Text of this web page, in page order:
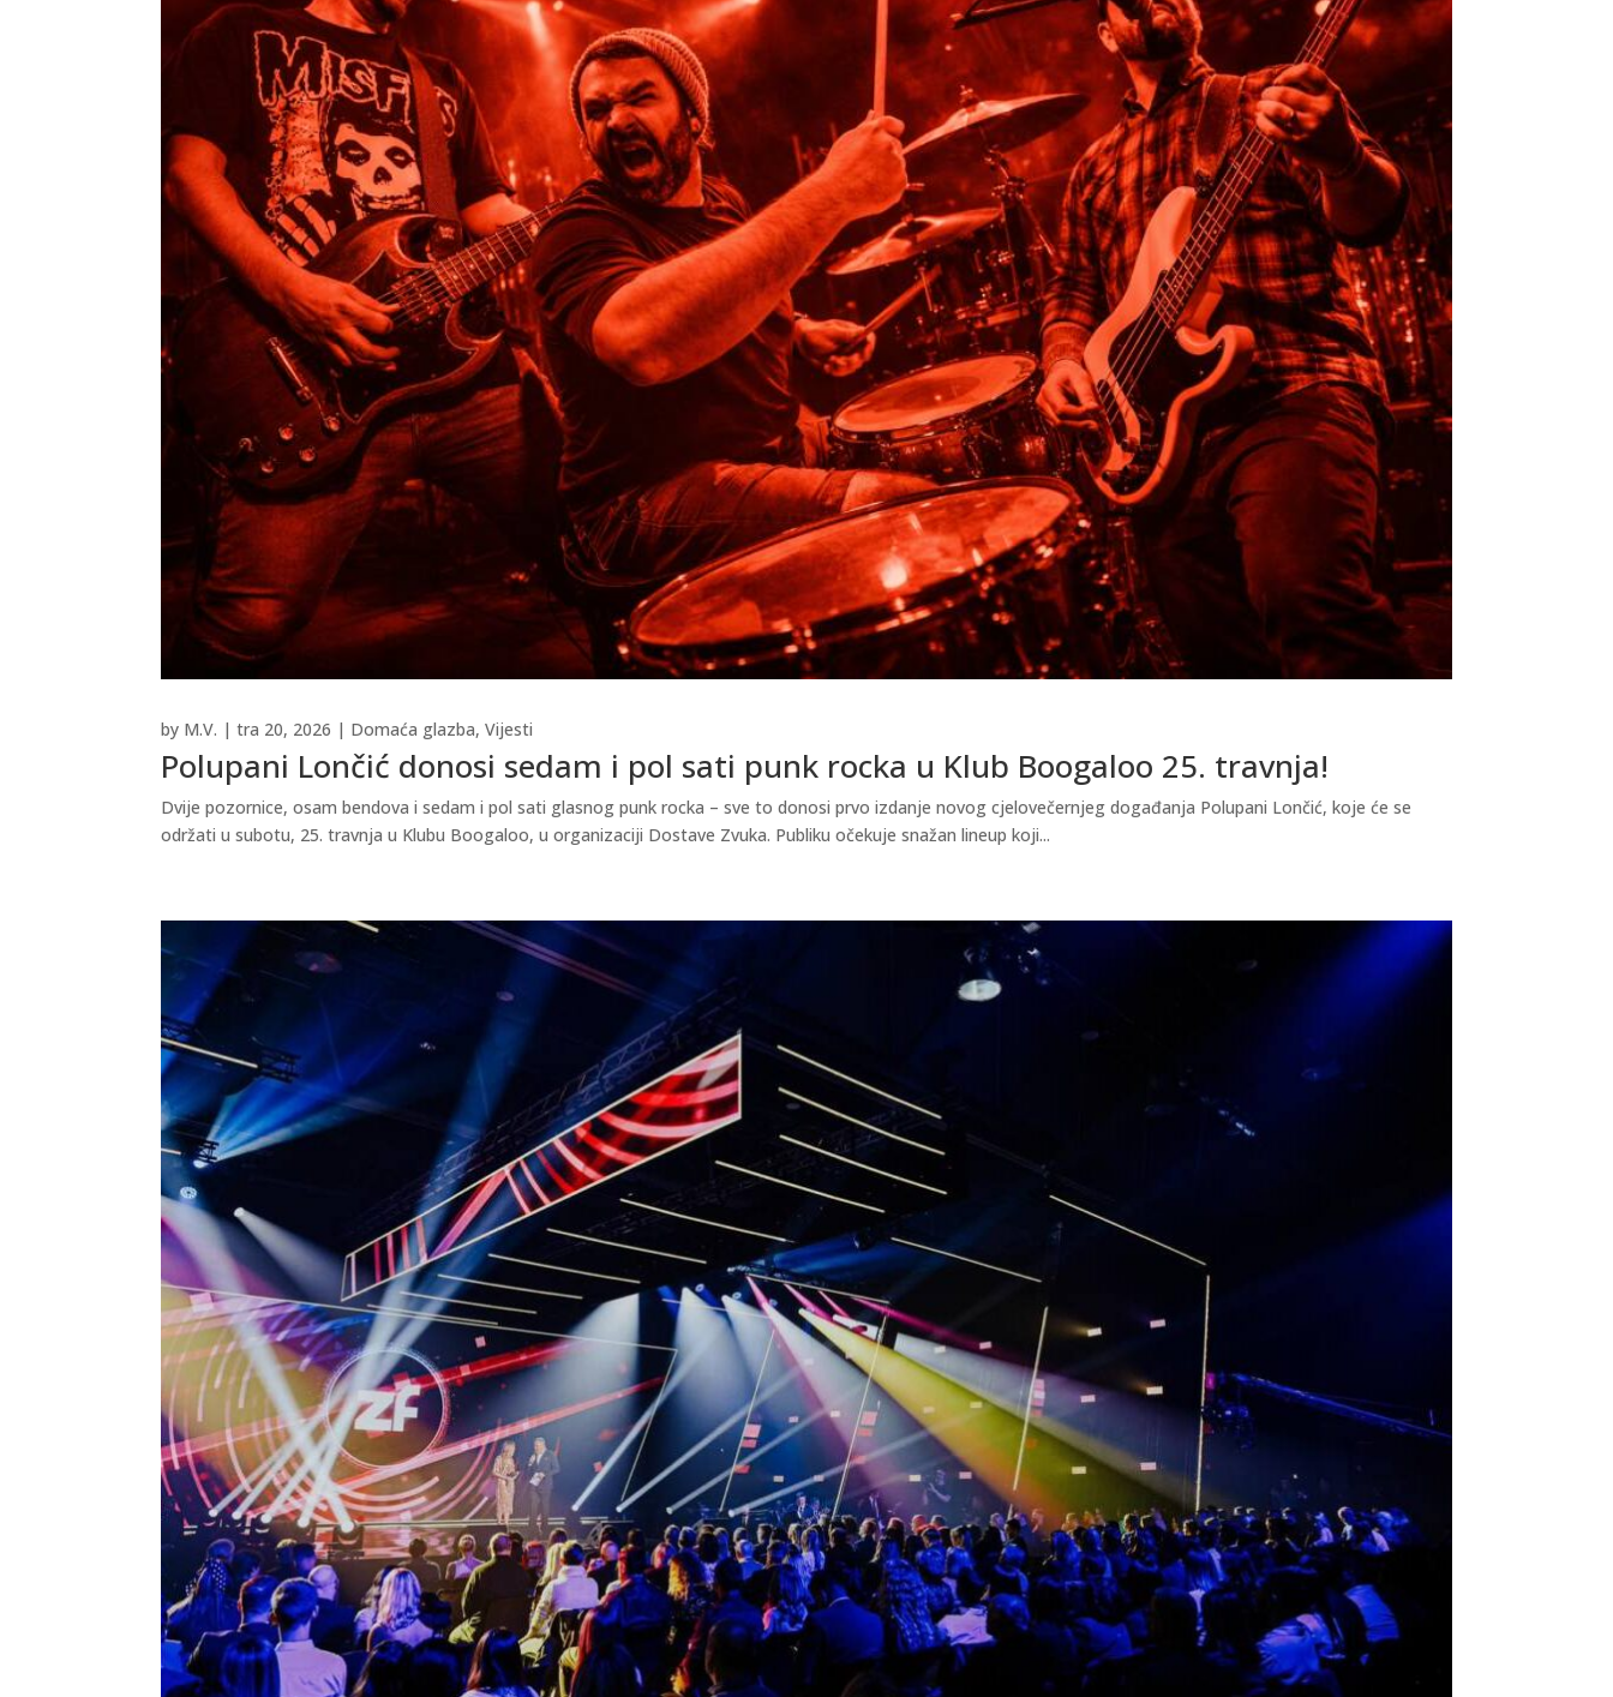
Polupani Lončić donosi sedam i pol sati punk rocka u Klub Boogaloo 25. travnja!
by M.V. |tra 20, 2026 | Domaća glazba,Vijesti
Dvije pozornice, osam bendova i sedam i pol sati glasnog punk rocka – sve to donosi prvo izdanje novog cjelovečernjeg događanja Polupani Lončić, koje će se
održati u subotu, 25. travnja u Klubu Boogaloo, u organizaciji Dostave Zvuka. Publiku očekuje snažan lineup koji...